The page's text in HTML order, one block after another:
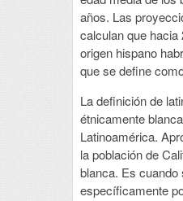
años. Las
calculan que hacia
origen hispano
que se define
La definición de
étnicamente
Latinoamérica.
la población de
blanca. Es cuando
específicamente